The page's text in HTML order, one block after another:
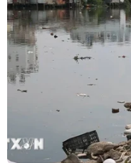
Vòng loại 2
không còn với
26/03/2024 14:59